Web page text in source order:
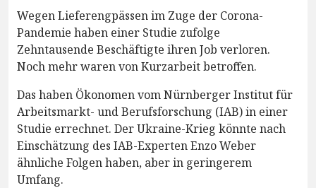
Wegen Lieferengpässen im Zuge der Corona-
Pandemie haben einer Studie zufolge
Zehntausende Beschäftigte ihren Job verloren.
Noch mehr waren von Kurzarbeit betroffen.
Das haben Ökonomen vom Nürnberger Institut für
Arbeitsmarkt- und Berufsforschung (IAB) in einer
Studie errechnet. Der Ukraine-Krieg könnte nach
Einschätzung des IAB-Experten Enzo Weber
ähnliche Folgen haben, aber in geringerem
Umfang.